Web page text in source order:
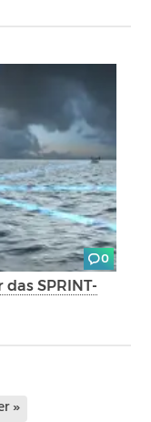
0
SPRINT-
»